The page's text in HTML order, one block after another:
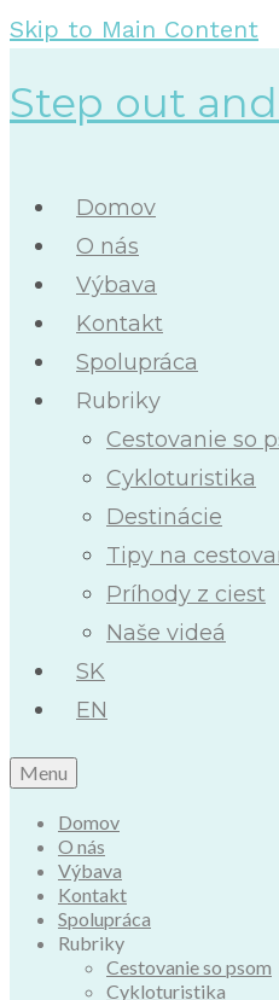
Skip to Main Content
Step out
Domov
O nás
Výbava
Kontakt
Spolupráca
Rubriky
Cestovanie so
Cykloturistika
Destinácie
Tipy na
Príhody z ciest
Naše videá
SK
EN
Menu
Domov
O nás
Výbava
Kontakt
Spolupráca
Rubriky
Cestovanie so psom
Cykloturistika